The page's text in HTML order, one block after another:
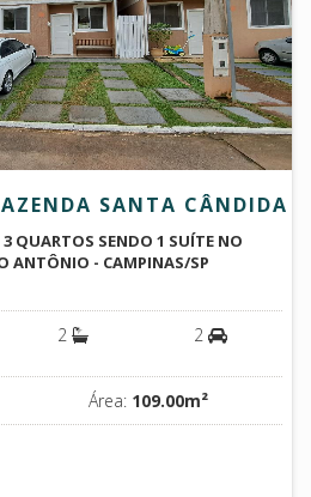
SANTA CÂNDIDA
QUARTOS SENDO 1 SUÍTE NO
ANTÔNIO - CAMPINAS/SP
2 2
Área: 109.00m²